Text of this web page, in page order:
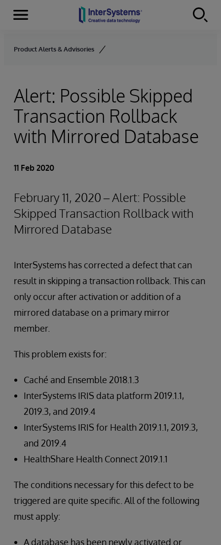
Skip to content
Menu
Product Alerts & Advisories
Alert: Possible Skipped
Transaction Rollback
with Mirrored Database
11 Feb 2020
February 11, 2020 – Alert: Possible
Skipped Transaction Rollback with
Mirrored Database
InterSystems has corrected a defect that can
result in skipping a transaction rollback. This can
only occur after activation or addition of a
mirrored database on a primary mirror
member.
This problem exists for:
Caché and Ensemble 2018.1.3
InterSystems IRIS data platform 2019.1.1,
2019.3, and 2019.4
InterSystems IRIS for Health 2019.1.1, 2019.3,
and 2019.4
HealthShare Health Connect 2019.1.1
The conditions necessary for this defect to be
triggered are quite specific. All of the following
must apply:
A database has been newly activated or